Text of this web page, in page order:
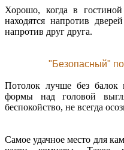
Хорошо, когда в
находятся напротив
напротив друг друга.
"Безопасный"
Потолок лучше без
формы над головой
беспокойство, не всегда
Самое удачное место для